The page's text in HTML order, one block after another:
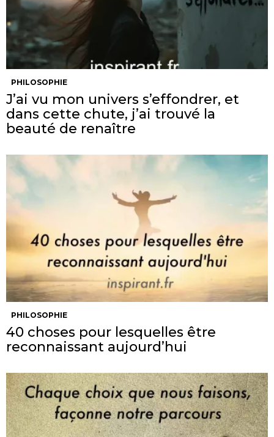
PHILOSOPHIE
J’ai vu mon univers s’effondrer, et
dans cette chute, j’ai trouvé la
beauté de renaître
PHILOSOPHIE
40 choses pour lesquelles être
reconnaissant aujourd’hui